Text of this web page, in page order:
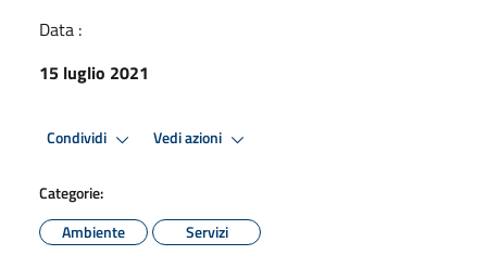
Data :
15 luglio 2021
Condividi Vedi azioni
Categorie:
Ambiente
Servizi